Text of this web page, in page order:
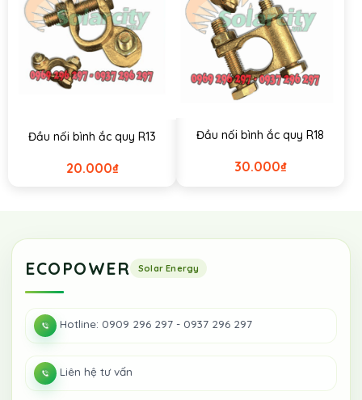
Đầu nối bình ắc quy R13
₫
20.000
Đầu nối bình ắc quy R18
₫
30.000
ECOPOWER
Hotline: 0909 296 297 - 0937 296 297
Liên hệ tư vấn